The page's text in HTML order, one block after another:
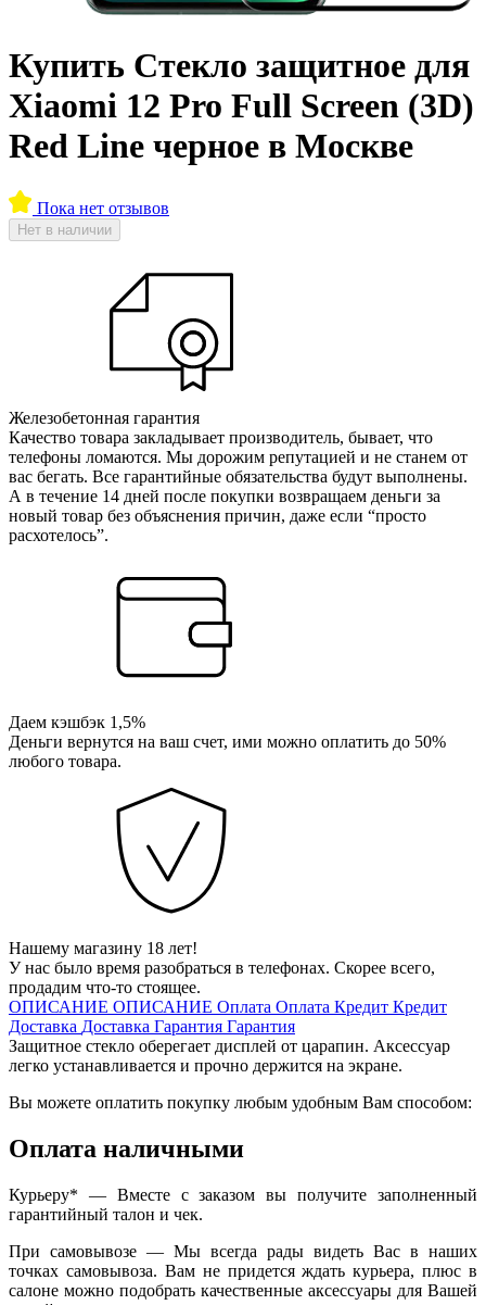
Купить Стекло защитное для
Xiaomi 12 Pro Full Screen (3D)
Red Line черное в Москве
Пока нет отзывов
Нет в наличии
Железобетонная гарантия
Качество товара закладывает производитель, бывает, что
телефоны ломаются. Мы дорожим репутацией и не станем от
вас бегать. Все гарантийные обязательства будут выполнены.
А в течение 14 дней после покупки возвращаем деньги за
новый товар без объяснения причин, даже если “просто
расхотелось”.
Даем кэшбэк 1,5%
Деньги вернутся на ваш счет, ими можно оплатить до 50%
любого товара.
Нашему магазину 18 лет!
У нас было время разобраться в телефонах. Скорее всего,
продадим что-то стоящее.
ОПИСАНИЕ ОПИСАНИЕ Оплата Оплата Кредит Кредит
Доставка Доставка Гарантия Гарантия
Защитное стекло оберегает дисплей от царапин. Аксессуар
легко устанавливается и прочно держится на экране.
Вы можете оплатить покупку любым удобным Вам способом:
Оплата наличными
Курьеру* — Вместе с заказом вы получите заполненный
гарантийный талон и чек.
При самовывозе — Мы всегда рады видеть Вас в наших
точках самовывоза. Вам не придется ждать курьера, плюс в
салоне можно подобрать качественные аксессуары для Вашей